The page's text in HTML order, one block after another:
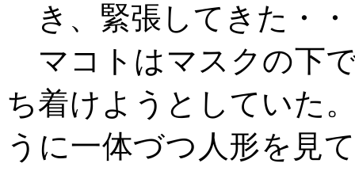
き、緊張してきた・・
マコトはマスクの下
ち着けようとしていた
うに一体づつ人形を見